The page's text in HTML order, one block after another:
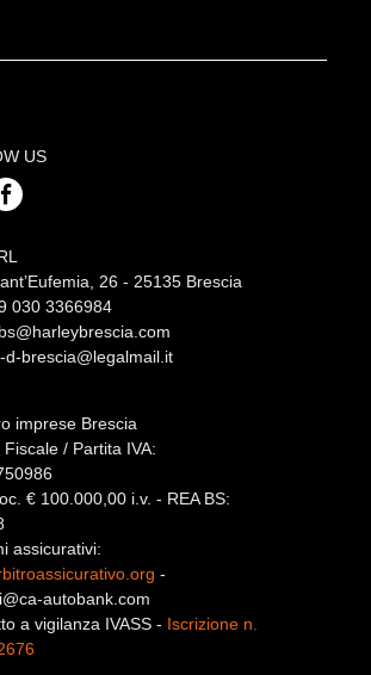
US
26 - 25135 Brescia
030 3366984
d-brescia@legalmail.it
imprese Brescia
Fiscale / Partita IVA:
€ 100.000,00 i.v. - REA BS:
assicurativi:
-
autobank.com
a vigilanza IVASS - Iscrizione n.